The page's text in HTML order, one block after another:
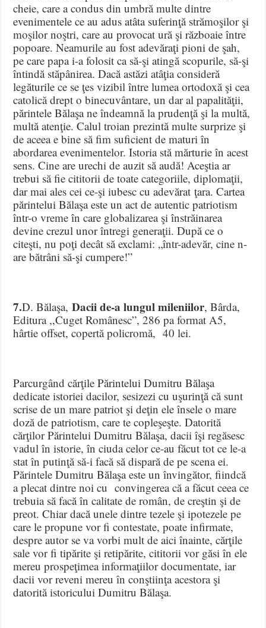
cheie, care a condus din umbră multe dintre
evenimentele ce au adus atâta suferinţă strămoşilor şi
moşilor noştri, care au provocat ură şi războaie între
popoare. Neamurile au fost adevăraţi pioni de şah,
pe care papa i-a folosit ca să-şi atingă scopurile, să-şi
întindă stăpânirea. Dacă astăzi atâţia consideră
legăturile ce se ţes vizibil între lumea ortodoxă şi cea
catolică drept o binecuvântare, un dar al papalităţii,
părintele Bălaşa ne îndeamnă la prudenţă şi la multă,
multă atenţie. Calul troian prezintă multe surprize şi
de aceea e bine să fim suficient de maturi în
abordarea evenimentelor. Istoria stă mărturie în acest
sens. Cine are urechi de auzit să audă! Aceştia ar
trebui să fie cititorii de toate categoriile, diplomaţii,
dar mai ales cei ce-şi iubesc cu adevărat ţara. Cartea
părintelui Bălaşa este un act de autentic patriotism
într-o vreme în care globalizarea şi înstrăinarea
devine crezul unor întregi generaţii. După ce o
citeşti, nu poţi decât să exclami: „într-adevăr, cine n-
are bătrâni să-şi cumpere!”
7.D. Bălaşa,Dacii de-a lungul mileniilor, Bârda,
Editura ,,Cuget Românesc”, 286 pa format A5,
hârtie offset, copertă policromă, 40 lei.
Parcurgând cărţile Părintelui Dumitru Bălaşa
dedicate istoriei dacilor, sesizezi cu uşurinţă că sunt
scrise de un mare patriot şi deţin ele însele o mare
doză de patriotism, care te copleşeşte. Datorită
cărţilor Părintelui Dumitru Bălaşa, dacii îşi regăsesc
vadul în istorie, în ciuda celor ce-au făcut tot ce le-a
stat în putinţă să-i facă să dispară de pe scena ei.
Părintele Dumitru Bălaşa este un învingător, fiindcă
a plecat dintre noi cu convingerea că a făcut ceea ce
trebuia să facă în calitate de român, de creştin şi de
preot. Chiar dacă unele dintre tezele şi ipotezele pe
care le propune vor fi contestate, poate infirmate,
despre autor se va vorbi mult de aici înainte, cărţile
sale vor fi tipărite şi retipărite, cititorii vor găsi în ele
mereu prospeţimea informaţiilor documentate, iar
dacii vor reveni mereu în conştiinţa acestora şi
datorită istoricului Dumitru Bălaşa.